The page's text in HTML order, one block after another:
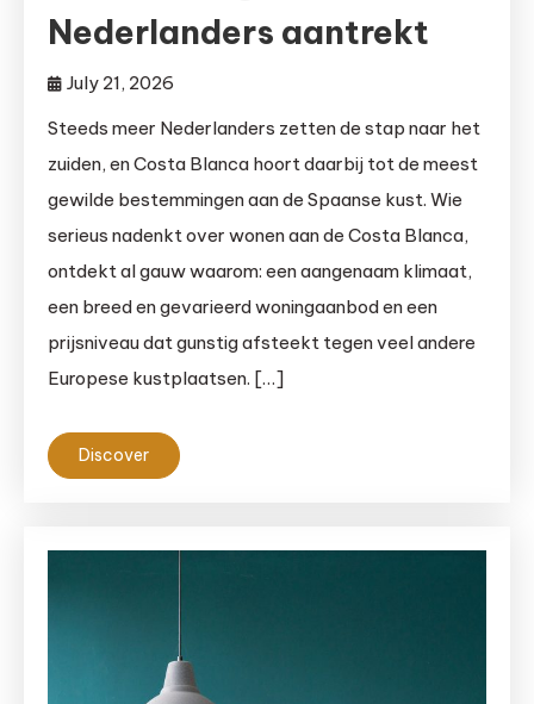
Nederlanders aantrekt
July 21, 2026
Steeds meer Nederlanders zetten de stap naar het
zuiden, en Costa Blanca hoort daarbij tot de meest
gewilde bestemmingen aan de Spaanse kust. Wie
serieus nadenkt over wonen aan de Costa Blanca,
ontdekt al gauw waarom: een aangenaam klimaat,
een breed en gevarieerd woningaanbod en een
prijsniveau dat gunstig afsteekt tegen veel andere
Europese kustplaatsen. […]
Discover